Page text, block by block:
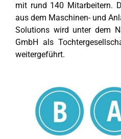
mit rund 140 Mitarbeitern.
aus dem Maschinen- und
Solutions wird unter dem
GmbH als
weitergeführt.